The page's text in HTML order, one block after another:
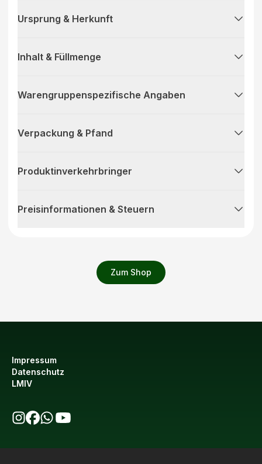
Zum Shop
Ursprung & Herkunft
Inhalt & Füllmenge
Warengruppenspezifische Angaben
Verpackung & Pfand
Produktinverkehrbringer
Preisinformationen & Steuern
Impressum
Datenschutz
LMIV